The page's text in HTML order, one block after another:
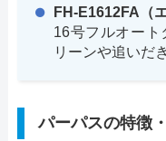
FH-E1612FA（
16号フルオート
リーンや追いだ
パーパスの特徴